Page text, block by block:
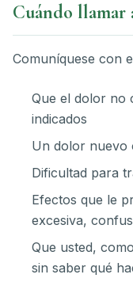
Cuándo llamar
Comuníquese con
Que el dolor no
indicados
Un dolor nuevo
Dificultad para
Efectos que le
excesiva,
Que usted,
sin saber qué